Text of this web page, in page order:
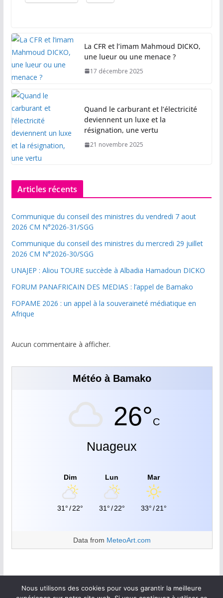
La CFR et l’imam Mahmoud DICKO,
une lueur ou une menace ?
17 décembre 2025
Quand le carburant et l’électricité
deviennent un luxe et la
résignation, une vertu
21 novembre 2025
Articles récents
Communique du conseil des ministres du vendredi 7 aout
2026 CM N°2026-31/SGG
Communique du conseil des ministres du mercredi 29 juillet
2026 CM N°2026-30/SGG
UNAJEP : Aliou TOURE succède à Albadia Hamadoun DICKO
FORUM PANAFRICAIN DES MEDIAS : l’appel de Bamako
FOPAME 2026 : un appel à la souveraineté médiatique en
Afrique
Aucun commentaire à afficher.
Météo à Bamako
26°C
Nuageux
Dim
31°/22°
Lun
31°/22°
Mar
33°/21°
Data from MeteoArt.com
Nous utilisons des cookies pour vous garantir la meilleure